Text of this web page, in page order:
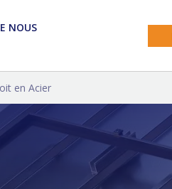
NOUS
en Acier